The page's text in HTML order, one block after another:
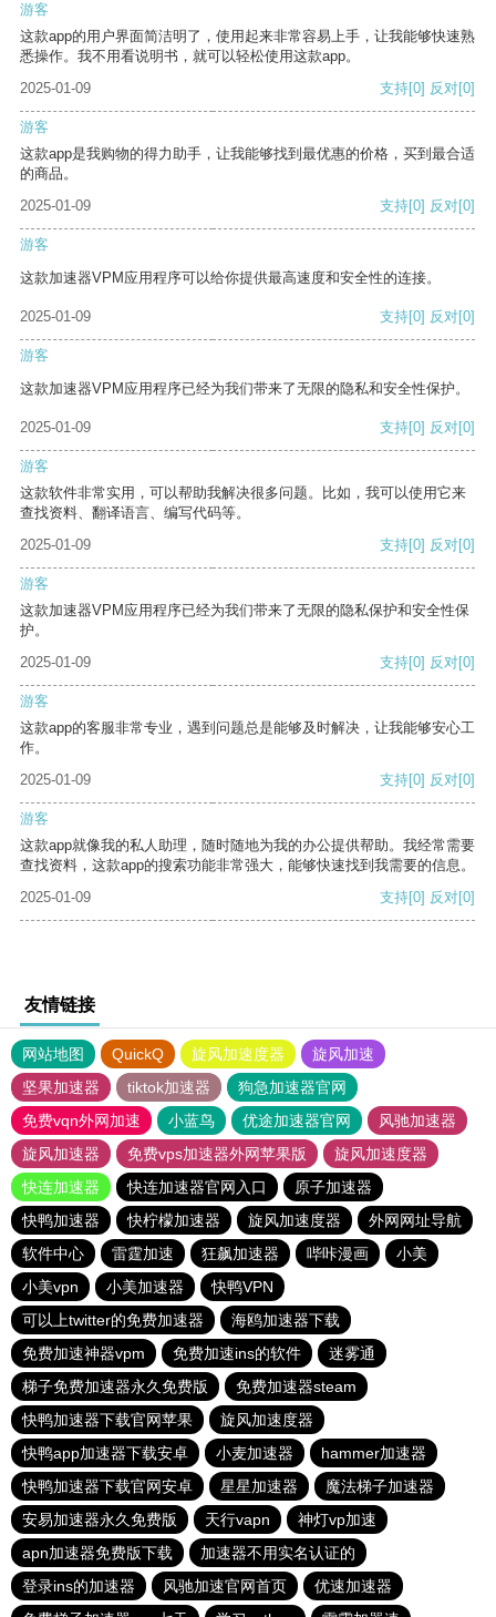
游客
这款app的用户界面简洁明了，使用起来非常容易上手，让我能够快速熟
悉操作。我不用看说明书，就可以轻松使用这款app。
2025-01-09
支持[0] 反对[0]
游客
这款app是我购物的得力助手，让我能够找到最优惠的价格，买到最合适
的商品。
2025-01-09
支持[0] 反对[0]
游客
这款加速器VPM应用程序可以给你提供最高速度和安全性的连接。
2025-01-09 支持[0] 反对[0]
游客
这款加速器VPM应用程序已经为我们带来了无限的隐私和安全性保护。
2025-01-09 支持[0] 反对[0]
游客
这款软件非常实用，可以帮助我解决很多问题。比如，我可以使用它来
查找资料、翻译语言、编写代码等。
2025-01-09
支持[0] 反对[0]
游客
这款加速器VPM应用程序已经为我们带来了无限的隐私保护和安全性保
护。
2025-01-09
支持[0] 反对[0]
游客
这款app的客服非常专业，遇到问题总是能够及时解决，让我能够安心工
作。
2025-01-09
支持[0] 反对[0]
游客
这款app就像我的私人助理，随时随地为我的办公提供帮助。我经常需要
查找资料，这款app的搜索功能非常强大，能够快速找到我需要的信息。
2025-01-09
支持[0] 反对[0]
友情链接
网站地图 QuickQ 旋风加速度器
旋风加速
坚果加速器
tiktok加速器
狗急加速器官网
免费vqn外网加速
小蓝鸟 优途加速器官网
风驰加速器
旋风加速器
免费vps加速器外网苹果版
旋风加速度器
快连加速器
快连加速器官网入口
原子加速器
快鸭加速器
快柠檬加速器 旋风加速度器
外网网址导航
软件中心
雷霆加速 狂飙加速器 哔咔漫画
小美
小美vpn
小美加速器
快鸭VPN
可以上twitter的免费加速器
海鸥加速器下载
免费加速神器vpm
免费加速ins的软件
迷雾通
梯子免费加速器永久免费版
免费加速器steam
快鸭加速器下载官网苹果
旋风加速度器
快鸭app加速器下载安卓
小麦加速器
hammer加速器
快鸭加速器下载官网安卓
星星加速器
魔法梯子加速器
安易加速器永久免费版
天行vapn
神灯vp加速
apn加速器免费版下载
加速器不用实名认证的
登录ins的加速器
风驰加速官网首页
优速加速器